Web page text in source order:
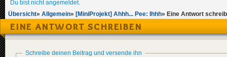
Du bist nicht angemeldet.
Übersicht» Allgemein» [MiniProjekt] Ahhh... Pee: Ihhh» Eine Antwort
EINE ANTWORT SCHREIBEN
Schreibe deinen Beitrag und versende ihn